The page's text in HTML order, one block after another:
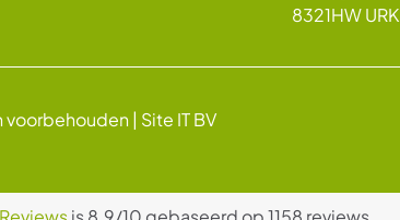
8321HW URK
| Site IT BV